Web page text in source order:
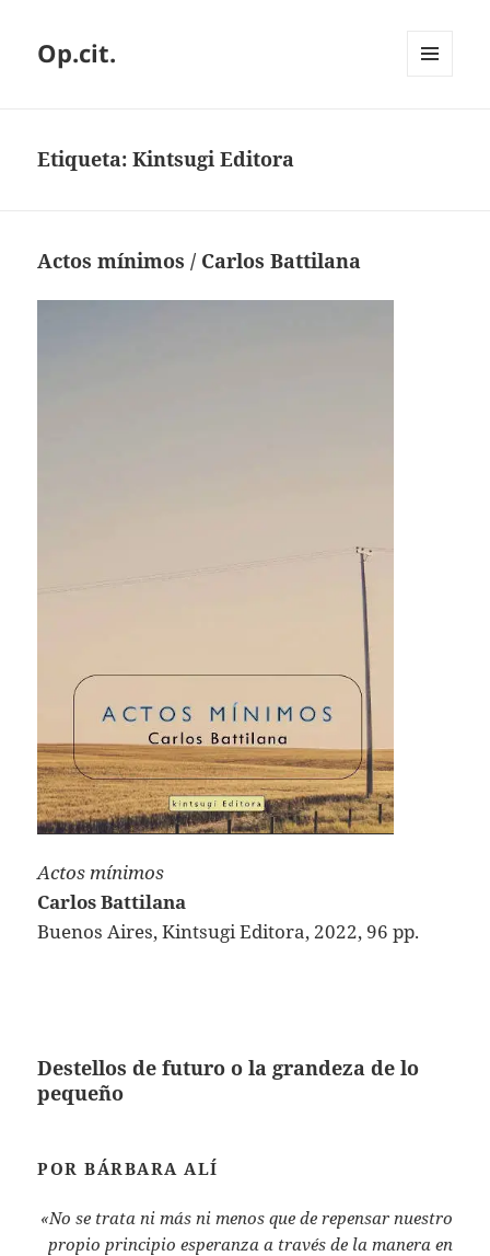
Op.cit.
Etiqueta:Kintsugi Editora
Actos mínimos / Carlos Battilana
Actos mínimos
Carlos Battilana
Buenos Aires, Kintsugi Editora, 2022, 96 pp.
Destellos de futuro o la grandeza de lo
pequeño
POR BÁRBARA ALÍ
«No se trata ni más ni menos que de repensar nuestro
propio principio esperanza a través de la manera en